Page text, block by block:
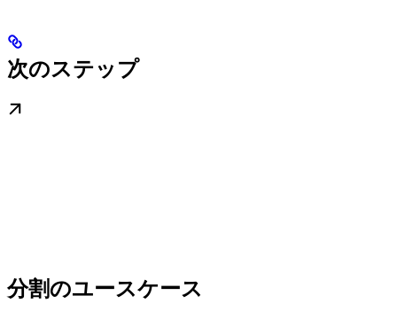
次のステップ
分割のユースケース